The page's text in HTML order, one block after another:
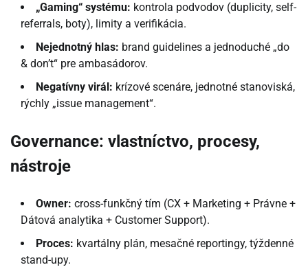
„Gaming“ systému: kontrola podvodov (duplicity, self-
referrals, boty), limity a verifikácia.
Nejednotný hlas: brand guidelines a jednoduché „do
& don’t“ pre ambasádorov.
Negatívny virál: krízové scenáre, jednotné stanoviská,
rýchly „issue management“.
Governance: vlastníctvo, procesy,
nástroje
Owner: cross-funkčný tím (CX + Marketing + Právne +
Dátová analytika + Customer Support).
Proces: kvartálny plán, mesačné reportingy, týždenné
stand-upy.